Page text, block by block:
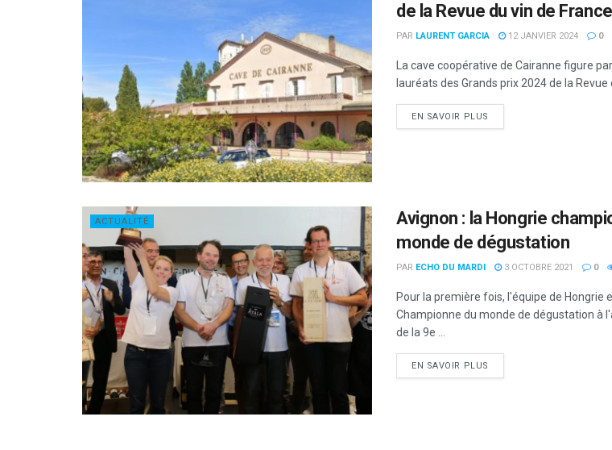
de la Revue du vin de France
PAR LAURENT GARCIA 12 JANVIER 2024 0
La cave coopérative de Cairanne figure
lauréats des Grands prix 2024 de la Revue
EN SAVOIR PLUS
ACTUALITÉ
Avignon : la Hongrie
monde de dégustation
PAR ECHO DU MARDI 3 OCTOBRE 2021 0
Pour la première fois, l'équipe de Hongrie
Championne du monde de dégustation à
de la 9e ...
EN SAVOIR PLUS